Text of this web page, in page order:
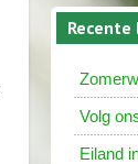
Volg
Eiland